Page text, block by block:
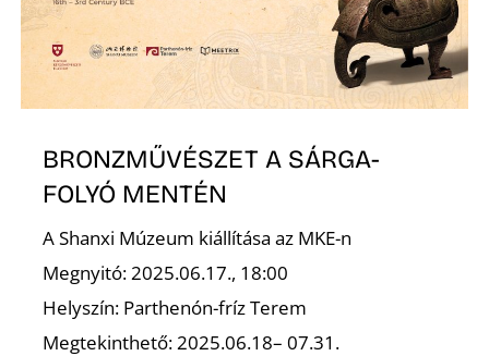
BRONZMŰVÉSZET A SÁRGA-
FOLYÓ MENTÉN
A Shanxi Múzeum kiállítása az MKE-n
Megnyitó: 2025.06.17., 18:00
Helyszín: Parthenón-fríz Terem
Megtekinthető: 2025.06.18– 07.31.